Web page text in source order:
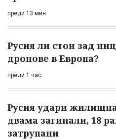
преди 13 мин
Русия ли стои зад
дронове в Европа?
преди 1 час
Русия удари
двама загинали, 18
затрупани